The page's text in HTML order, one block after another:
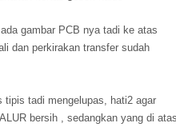
gambar PCB nya tadi ke atas
dan perkirakan transfer sudah
tipis tadi mengelupas, hati2 agar
bersih , sedangkan yang di atas